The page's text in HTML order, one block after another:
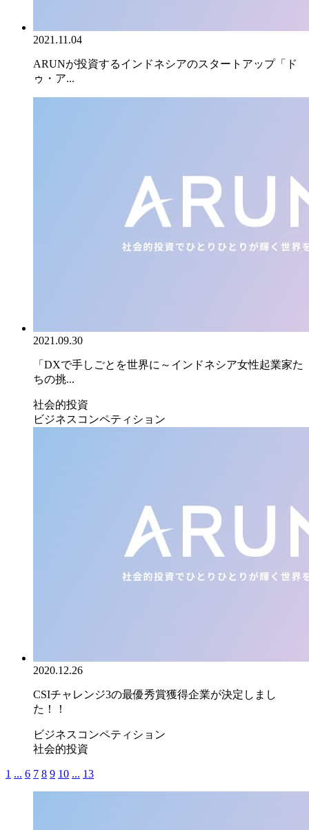
2021.11.04
ARUNが投資するインドネシアのスタートアップ「ド
ゥ・ア...
2021.09.30
「DXで手しごとを世界に～インドネシア女性起業家た
ちの挑...
社会的投資
ビジネスコンペティション
2020.12.26
CSIチャレンジ3の最優秀賞獲得企業が決定しまし
た！！
ビジネスコンペティション
社会的投資
1 ... 6 7 8 9 10 ... 13